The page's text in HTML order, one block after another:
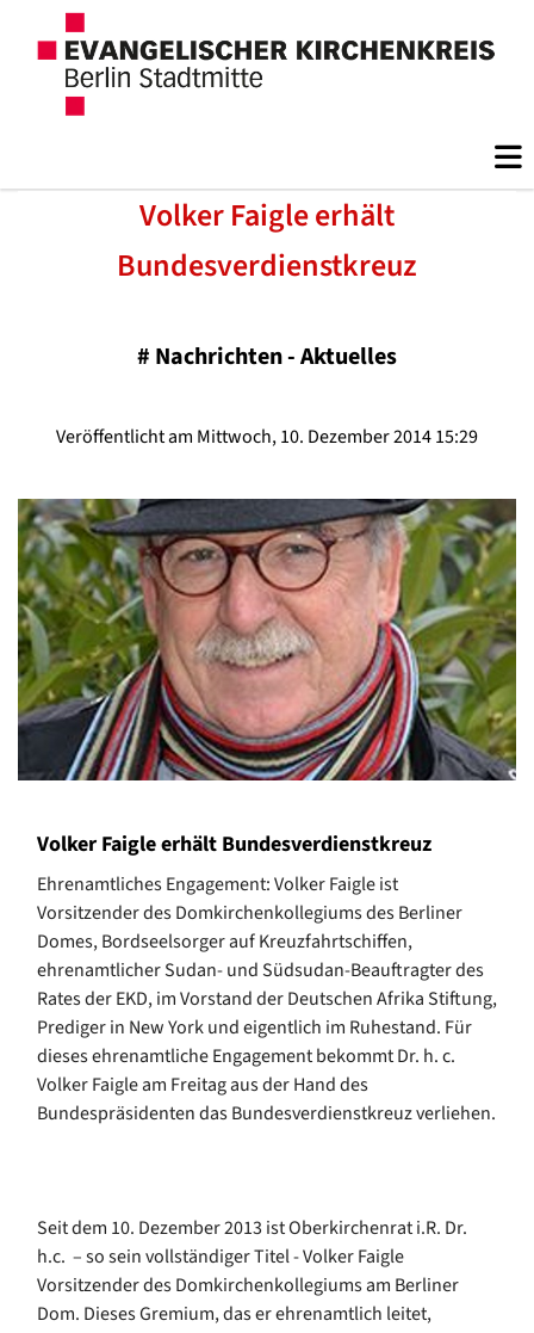
Volker Faigle erhält
Bundesverdienstkreuz
# Nachrichten - Aktuelles
Veröffentlicht am Mittwoch, 10. Dezember 2014 15:29
Volker Faigle erhält Bundesverdienstkreuz
Ehrenamtliches Engagement: Volker Faigle ist
Vorsitzender des Domkirchenkollegiums des Berliner
Domes, Bordseelsorger auf Kreuzfahrtschiffen,
ehrenamtlicher Sudan- und Südsudan-Beauftragter des
Rates der EKD, im Vorstand der Deutschen Afrika Stiftung,
Prediger in New York und eigentlich im Ruhestand. Für
dieses ehrenamtliche Engagement bekommt Dr. h. c.
Volker Faigle am Freitag aus der Hand des
Bundespräsidenten das Bundesverdienstkreuz verliehen.
Seit dem 10. Dezember 2013 ist Oberkirchenrat i.R. Dr.
h.c. – so sein vollständiger Titel - Volker Faigle
Vorsitzender des Domkirchenkollegiums am Berliner
Dom. Dieses Gremium, das er ehrenamtlich leitet,